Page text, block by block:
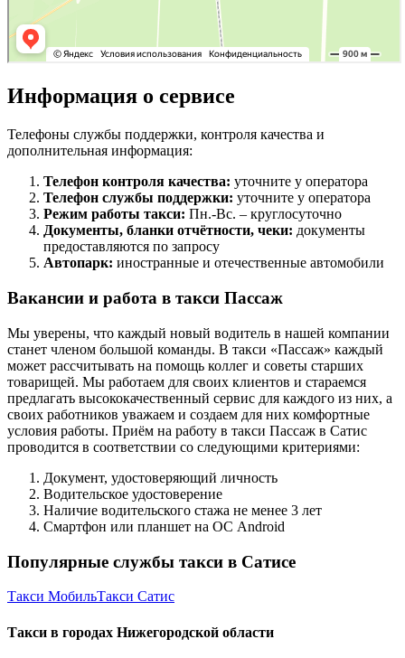
Информация о сервисе
Телефоны службы поддержки, контроля качества и
дополнительная информация:
Телефон контроля качества: уточните у оператора
Телефон службы поддержки: уточните у оператора
Режим работы такси: Пн.-Вс. – круглосуточно
Документы, бланки отчётности, чеки: документы
предоставляются по запросу
Автопарк: иностранные и отечественные автомобили
Вакансии и работа в такси Пассаж
Мы уверены, что каждый новый водитель в нашей компании
станет членом большой команды. В такси «Пассаж» каждый
может рассчитывать на помощь коллег и советы старших
товарищей. Мы работаем для своих клиентов и стараемся
предлагать высококачественный сервис для каждого из них, а
своих работников уважаем и создаем для них комфортные
условия работы. Приём на работу в такси Пассаж в Сатис
проводится в соответствии со следующими критериями:
Документ, удостоверяющий личность
Водительское удостоверение
Наличие водительского стажа не менее 3 лет
Смартфон или планшет на ОС Android
Популярные службы такси в Сатисе
Такси МобильТакси Сатис
Такси в городах Нижегородской области